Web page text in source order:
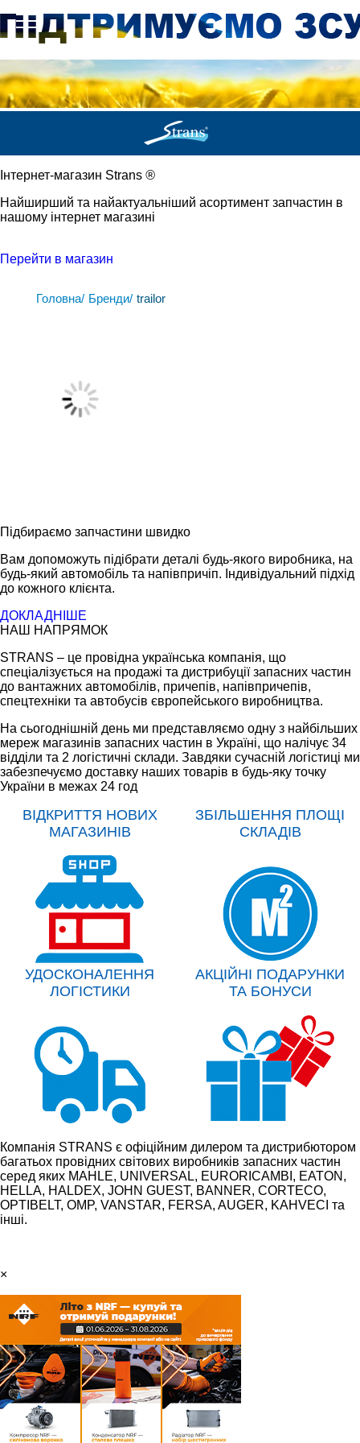
Iнтернет-магазин Strans ®
Найширший та найактуальніший асортимент запчастин в
нашому інтернет магазині
Перейти в магазин
Головна/ Бренди/ trailor
Підбираємо запчастини швидко
Вам допоможуть підібрати деталі будь-якого виробника, на
будь-який автомобіль та напівпричіп. Індивідуальний підхід
до кожного клієнта.
ДОКЛАДНІШЕ
НАШ НАПРЯМОК
STRANS – це провідна українська компанія, що
спеціалізується на продажі та дистрибуції запасних частин
до вантажних автомобілів, причепів, напівпричепів,
спецтехніки та автобусів європейського виробництва.
На сьогоднішній день ми представляємо одну з найбільших
мереж магазинів запасних частин в Україні, що налічує 34
відділи та 2 логістичні склади. Завдяки сучасній логістиці ми
забезпечуємо доставку наших товарів в будь-яку точку
України в межах 24 год
ВІДКРИТТЯ НОВИХ
МАГАЗИНІВ
ЗБІЛЬШЕННЯ ПЛОЩІ
СКЛАДІВ
УДОСКОНАЛЕННЯ
ЛОГІСТИКИ
АКЦІЙНІ ПОДАРУНКИ
ТА БОНУСИ
Компанія STRANS є офіційним дилером та дистрибютором
багатьох провідних світових виробників запасних частин
серед яких MAHLE, UNIVERSAL, EURORICAMBI, EATON,
HELLA, HALDEX, JOHN GUEST, BANNER, CORTECO,
OPTIBELT, OMP, VANSTAR, FERSA, AUGER, KAHVECI та
інші.
×